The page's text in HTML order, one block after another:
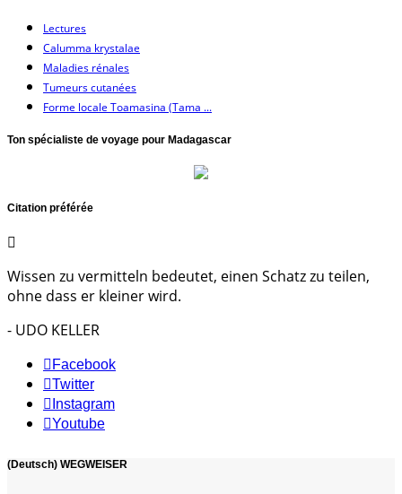
Lectures
Calumma krystalae
Maladies rénales
Tumeurs cutanées
Forme locale Toamasina (Tama ...
Ton spécialiste de voyage pour Madagascar
Citation préférée
Wissen zu vermitteln bedeutet, einen Schatz zu teilen,
ohne dass er kleiner wird.
- UDO KELLER
Facebook
Twitter
Instagram
Youtube
(Deutsch) WEGWEISER